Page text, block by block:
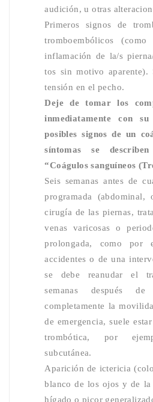
audición, u otras
Primeros signos de
tromboembólicos
inflamación de la/s
tos sin motivo aparente).
tensión en el pecho.
Deje de tomar los
inmediatamente con
posibles signos de un
síntomas se
“Coágulos sanguíneos
Seis semanas antes de
programada (abdominal,
cirugía de las piernas,
venas varicosas o
prolongada, como por
accidentes o de una
se debe reanudar el
semanas después
completamente la
de emergencia, suele
trombótica, por
subcutánea.
Aparición de ictericia
blanco de los ojos y de
hígado o picor